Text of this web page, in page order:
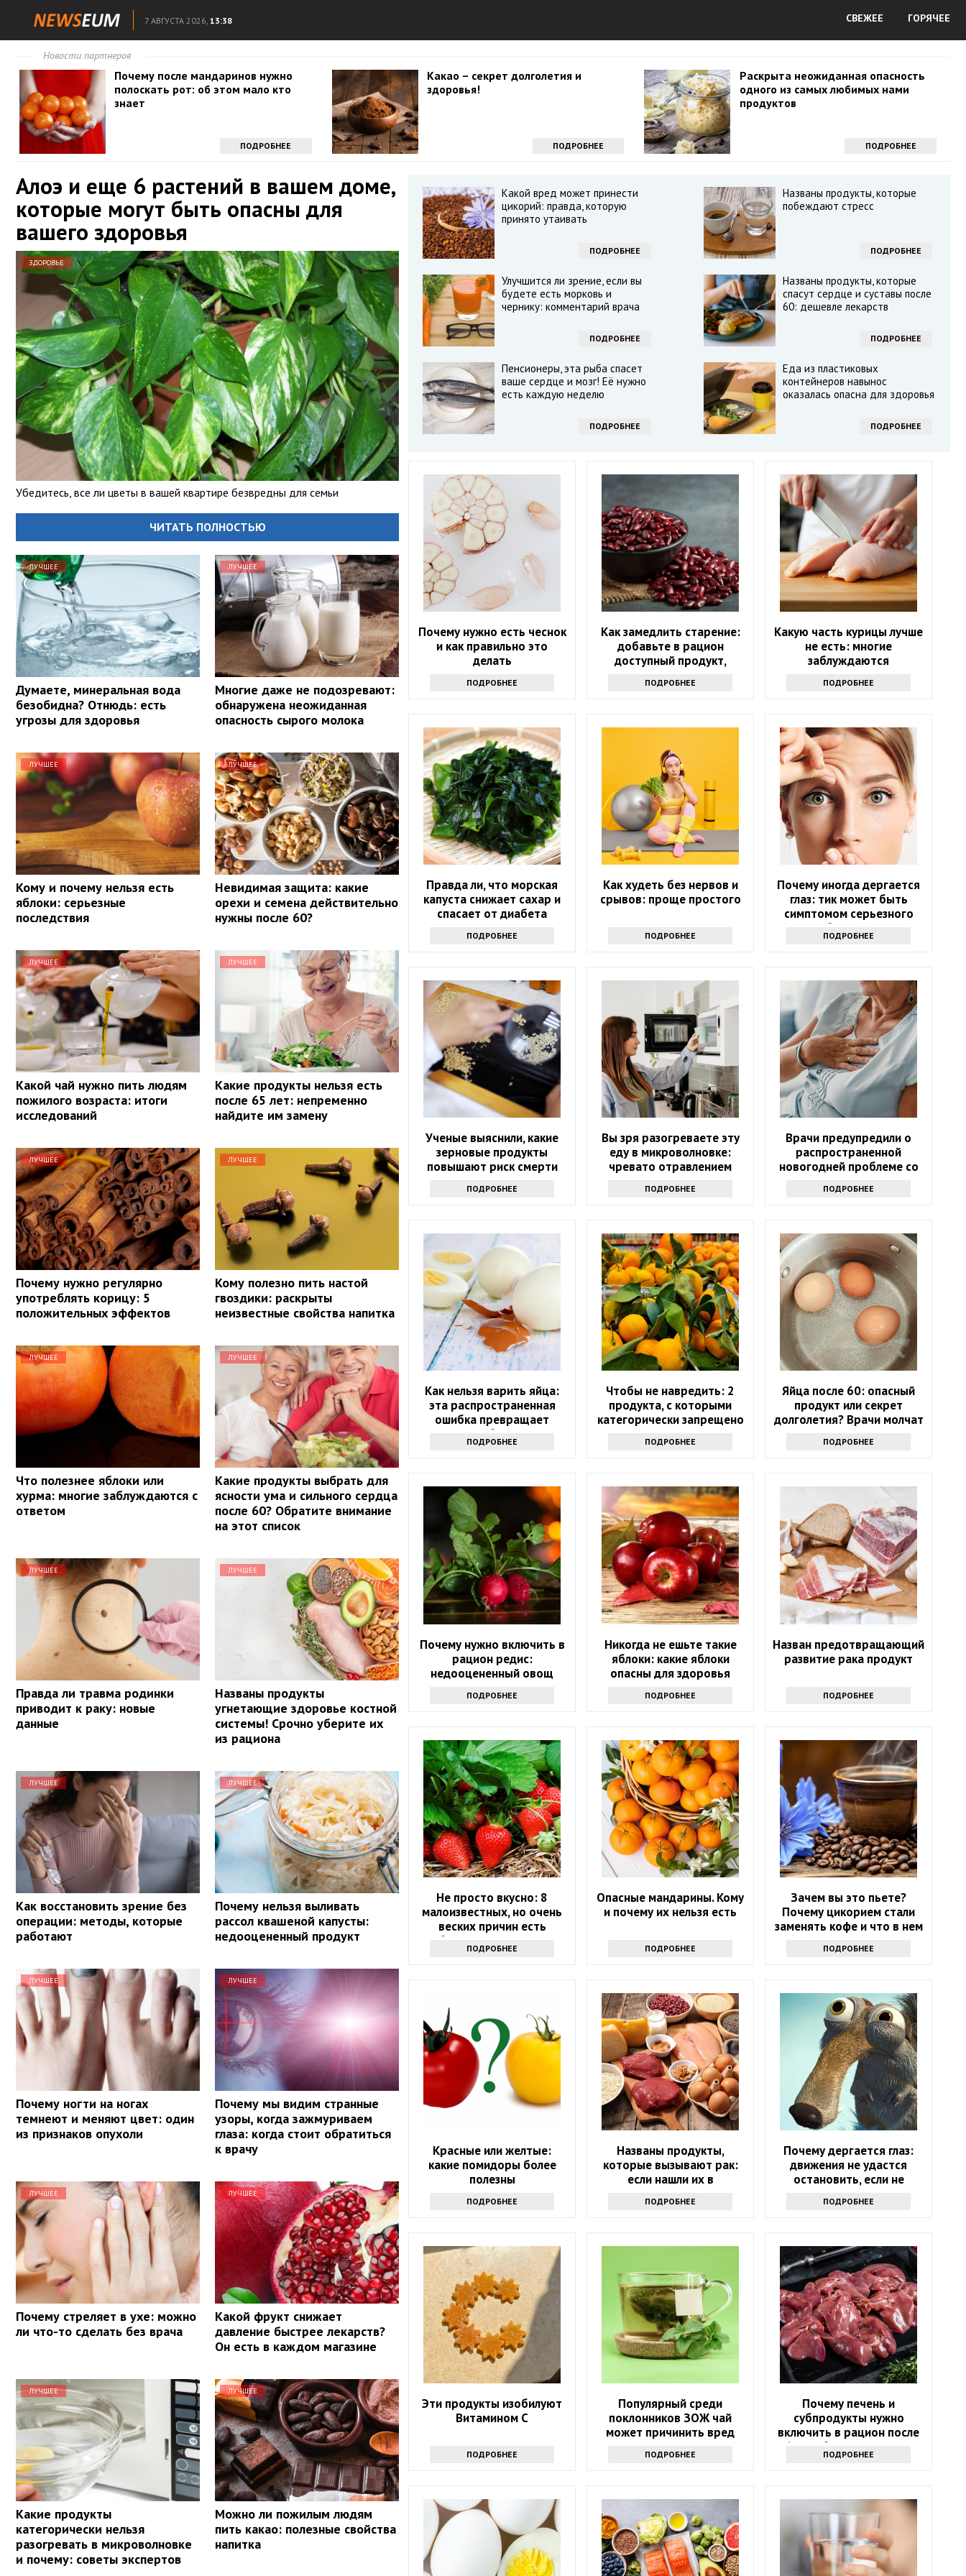
7 АВГУСТА 2026, 13:38 СВЕЖЕЕ ГОРЯЧЕЕ
Новости партнеров
Почему после мандаринов нужно
полоскать рот: об этом мало кто
знает
ПОДРОБНЕЕ
Какао – секрет долголетия и
здоровья!
ПОДРОБНЕЕ
Раскрыта неожиданная опасность
одного из самых любимых нами
продуктов
ПОДРОБНЕЕ
Алоэ и еще 6 растений в вашем доме,
которые могут быть опасны для
вашего здоровья
ЗДОРОВЬЕ
Убедитесь, все ли цветы в вашей квартире безвредны для семьи
ЧИТАТЬ ПОЛНОСТЬЮ
ЛУЧШЕЕ
Думаете, минеральная вода
безобидна? Отнюдь: есть
угрозы для здоровья
ЛУЧШЕЕ
Многие даже не подозревают:
обнаружена неожиданная
опасность сырого молока
ЛУЧШЕЕ
Кому и почему нельзя есть
яблоки: серьезные
последствия
ЛУЧШЕЕ
Невидимая защита: какие
орехи и семена действительно
нужны после 60?
ЛУЧШЕЕ
Какой чай нужно пить людям
пожилого возраста: итоги
исследований
ЛУЧШЕЕ
Какие продукты нельзя есть
после 65 лет: непременно
найдите им замену
ЛУЧШЕЕ
Почему нужно регулярно
употреблять корицу: 5
положительных эффектов
ЛУЧШЕЕ
Кому полезно пить настой
гвоздики: раскрыты
неизвестные свойства напитка
ЛУЧШЕЕ
Что полезнее яблоки или
хурма: многие заблуждаются с
ответом
ЛУЧШЕЕ
Какие продукты выбрать для
ясности ума и сильного сердца
после 60? Обратите внимание
на этот список
ЛУЧШЕЕ
Правда ли травма родинки
приводит к раку: новые
данные
ЛУЧШЕЕ
Названы продукты
угнетающие здоровье костной
системы! Срочно уберите их
из рациона
ЛУЧШЕЕ
Как восстановить зрение без
операции: методы, которые
работают
ЛУЧШЕЕ
Почему нельзя выливать
рассол квашеной капусты:
недооцененный продукт
ЛУЧШЕЕ
Почему ногти на ногах
темнеют и меняют цвет: один
из признаков опухоли
ЛУЧШЕЕ
Почему мы видим странные
узоры, когда зажмуриваем
глаза: когда стоит обратиться
к врачу
ЛУЧШЕЕ
Почему стреляет в ухе: можно
ли что-то сделать без врача
ЛУЧШЕЕ
Какой фрукт снижает
давление быстрее лекарств?
Он есть в каждом магазине
ЛУЧШЕЕ
Какие продукты
категорически нельзя
разогревать в микроволновке
и почему: советы экспертов
ЛУЧШЕЕ
Можно ли пожилым людям
пить какао: полезные свойства
напитка
Какой вред может принести
цикорий: правда, которую
принято утаивать
ПОДРОБНЕЕ
Названы продукты, которые
побеждают стресс
ПОДРОБНЕЕ
Улучшится ли зрение, если вы
будете есть морковь и
чернику: комментарий врача
ПОДРОБНЕЕ
Названы продукты, которые
спасут сердце и суставы после
60: дешевле лекарств
ПОДРОБНЕЕ
Пенсионеры, эта рыба спасет
ваше сердце и мозг! Её нужно
есть каждую неделю
ПОДРОБНЕЕ
Еда из пластиковых
контейнеров навынос
оказалась опасна для здоровья
ПОДРОБНЕЕ
Почему нужно есть чеснок
и как правильно это
делать
ПОДРОБНЕЕ
Как замедлить старение:
добавьте в рацион
доступный продукт,
который есть на каждой
кухне
ПОДРОБНЕЕ
Какую часть курицы лучше
не есть: многие
заблуждаются
ПОДРОБНЕЕ
Правда ли, что морская
капуста снижает сахар и
спасает от диабета
ПОДРОБНЕЕ
Как худеть без нервов и
срывов: проще простого
ПОДРОБНЕЕ
Почему иногда дергается
глаз: тик может быть
симптомом серьезного
заболевания
ПОДРОБНЕЕ
Ученые выяснили, какие
зерновые продукты
повышают риск смерти
ПОДРОБНЕЕ
Вы зря разогреваете эту
еду в микроволновке:
чревато отравлением
ПОДРОБНЕЕ
Врачи предупредили о
распространенной
новогодней проблеме со
ПОДРОБНЕЕ
Как нельзя варить яйца:
эта распространенная
ошибка превращает
полезное блюдо в яд
ПОДРОБНЕЕ
Чтобы не навредить: 2
продукта, с которыми
категорически запрещено
ПОДРОБНЕЕ
Яйца после 60: опасный
продукт или секрет
долголетия? Врачи молчат
ПОДРОБНЕЕ
Почему нужно включить в
рацион редис:
недооцененный овощ
ПОДРОБНЕЕ
Никогда не ешьте такие
яблоки: какие яблоки
опасны для здоровья
ПОДРОБНЕЕ
Назван предотвращающий
развитие рака продукт
ПОДРОБНЕЕ
Не просто вкусно: 8
малоизвестных, но очень
веских причин есть
клубнику как можно чаще
ПОДРОБНЕЕ
Опасные мандарины. Кому
и почему их нельзя есть
ПОДРОБНЕЕ
Зачем вы это пьете?
Почему цикорием стали
заменять кофе и что в нем
ПОДРОБНЕЕ
Красные или желтые:
какие помидоры более
полезны
ПОДРОБНЕЕ
Названы продукты,
которые вызывают рак:
если нашли их в
выбрасывайте
ПОДРОБНЕЕ
Почему дергается глаз:
движения не удастся
остановить, если не
ПОДРОБНЕЕ
Эти продукты изобилуют
Витамином С
ПОДРОБНЕЕ
Популярный среди
поклонников ЗОЖ чай
может причинить вред
ПОДРОБНЕЕ
Почему печень и
субпродукты нужно
включить в рацион после
60? Забытый источник
силы
ПОДРОБНЕЕ